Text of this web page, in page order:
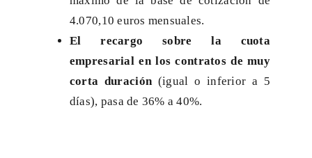
4.070,10 euros mensuales.
El recargo sobre la cuota
empresarial en los contratos de muy
corta duración(igual o inferior a 5
días), pasa de 36% a 40%.